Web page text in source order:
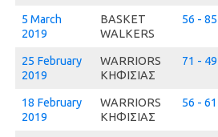
5 March
2019
BASKET
WALKERS
56 - 85
25 February
2019
WARRIORS
ΚΗΦΙΣΙΑΣ
71 - 49
18 February
2019
WARRIORS
ΚΗΦΙΣΙΑΣ
56 - 61